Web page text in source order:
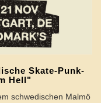
Skate-Punk-
Hell"
schwedischen Malmö